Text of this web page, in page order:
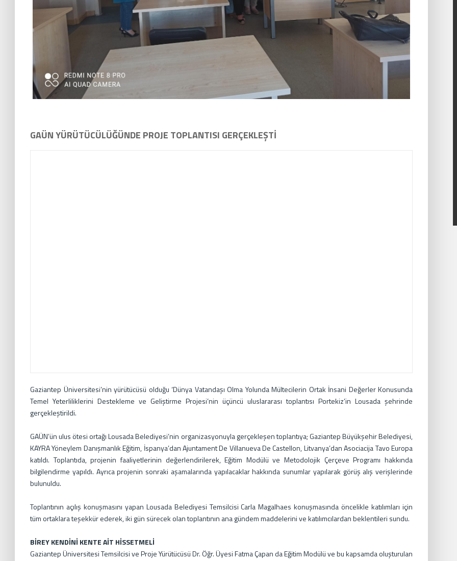
GAÜN YÜRÜTÜCÜLÜĞÜNDE PROJE TOPLANTISI GERÇEKLEŞTİ
Gaziantep Üniversitesi’nin yürütücüsü olduğu ‘Dünya Vatandaşı Olma Yolunda Mültecilerin Ortak İnsani Değerler Konusunda
Temel Yeterliliklerini Destekleme ve Geliştirme Projesi’nin üçüncü uluslararası toplantısı Portekiz’in Lousada şehrinde
gerçekleştirildi.
GAÜN’ün ulus ötesi ortağı Lousada Belediyesi’nin organizasyonuyla gerçekleşen toplantıya; Gaziantep Büyükşehir Belediyesi,
KAYRA Yöneylem Danışmanlık Eğitim, İspanya’dan Ajuntament De Villanueva De Castellon, Litvanya’dan Asociacija Tavo Europa
katıldı. Toplantıda, projenin faaliyetlerinin değerlendirilerek, Eğitim Modülü ve Metodolojik Çerçeve Programı hakkında
bilgilendirme yapıldı. Ayrıca projenin sonraki aşamalarında yapılacaklar hakkında sunumlar yapılarak görüş alış verişlerinde
bulunuldu.
Toplantının açılış konuşmasını yapan Lousada Belediyesi Temsilcisi Carla Magalhaes konuşmasında öncelikle katılımları için
tüm ortaklara teşekkür ederek, iki gün sürecek olan toplantının ana gündem maddelerini ve katılımcılardan beklentileri sundu.
BİREY KENDİNİ KENTE AİT HİSSETMELİ
Gaziantep Üniversitesi Temsilcisi ve Proje Yürütücüsü Dr. Öğr. Üyesi Fatma Çapan da Eğitim Modülü ve bu kapsamda oluşturulan